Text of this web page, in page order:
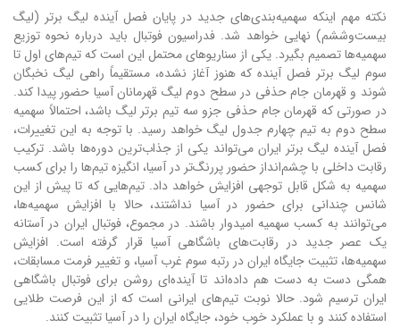
نکته مهم اینکه سهمیه‌بندی‌های جدید در پایان فصل آینده لیگ برتر (لیگ
بیست‌وششم) نهایی خواهد شد. فدراسیون فوتبال باید درباره نحوه توزیع
سهمیه‌ها تصمیم بگیرد. یکی از سناریوهای محتمل این است که تیم‌های اول تا
سوم لیگ برتر فصل آینده که هنوز آغاز نشده، مستقیماً راهی لیگ نخبگان
شوند و قهرمان جام حذفی در سطح دوم لیگ قهرمانان آسیا حضور پیدا کند.
در صورتی که قهرمان جام حذفی جزو سه تیم برتر لیگ باشد، احتمالاً سهمیه
سطح دوم به تیم چهارم جدول لیگ خواهد رسید. با توجه به این تغییرات،
فصل آینده لیگ برتر ایران می‌تواند یکی از جذاب‌ترین دوره‌ها باشد. ترکیب
رقابت داخلی با چشم‌انداز حضور پررنگ‌تر در آسیا، انگیزه تیم‌ها را برای کسب
سهمیه به شکل قابل توجهی افزایش خواهد داد. تیم‌هایی که تا پیش از این
شانس چندانی برای حضور در آسیا نداشتند، حالا با افزایش سهمیه‌ها،
می‌توانند به کسب سهمیه امیدوار باشند. در مجموع، فوتبال ایران در آستانه
یک عصر جدید در رقابت‌های باشگاهی آسیا قرار گرفته است. افزایش
سهمیه‌ها، تثبیت جایگاه ایران در رتبه سوم غرب آسیا، و تغییر فرمت مسابقات،
همگی دست به دست هم داده‌اند تا آینده‌ای روشن برای فوتبال باشگاهی
ایران ترسیم شود. حالا نوبت تیم‌های ایرانی است که از این فرصت طلایی
استفاده کنند و با عملکرد خوب خود، جایگاه ایران را در آسیا تثبیت کنند.